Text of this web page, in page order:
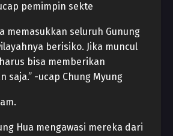
pemimpin sekte
memasukkan seluruh Gunung
berisiko. Jika muncul
bisa memberikan
saja.” -ucap Chung Myung
Hua mengawasi mereka dari